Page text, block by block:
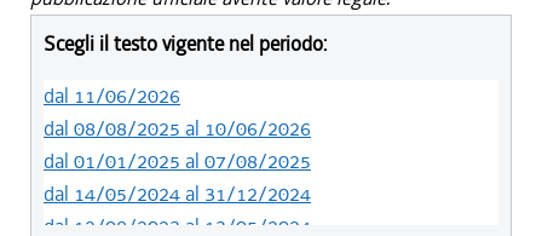
Scegli il testo vigente nel periodo:
dal 11/06/2026
dal 08/08/2025 al 10/06/2026
dal 01/01/2025 al 07/08/2025
dal 14/05/2024 al 31/12/2024
dal 12/08/2023 al 13/05/2024